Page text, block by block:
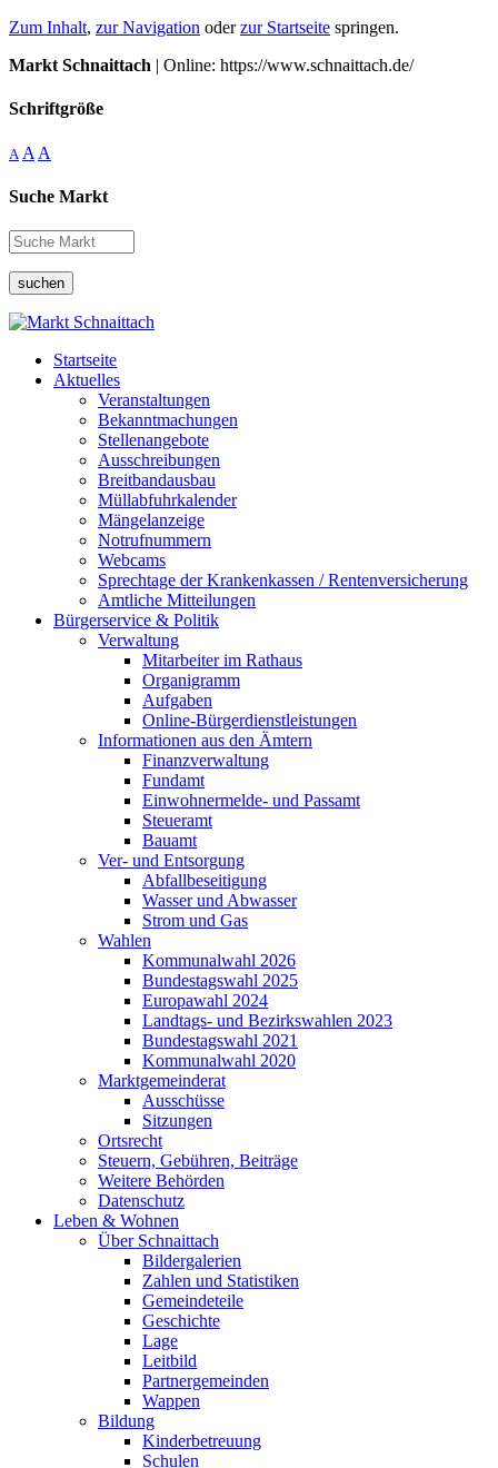
Zum Inhalt, zur Navigation oderzur Startseite springen.
Markt Schnaittach | Online: https://www.schnaittach.de/
Schriftgröße
A A A
Suche Markt
suchen
Startseite
Aktuelles
Veranstaltungen
Bekanntmachungen
Stellenangebote
Ausschreibungen
Breitbandausbau
Müllabfuhrkalender
Mängelanzeige
Notrufnummern
Webcams
Sprechtage der Krankenkassen / Rentenversicherung
Amtliche Mitteilungen
Bürgerservice & Politik
Verwaltung
Mitarbeiter im Rathaus
Organigramm
Aufgaben
Online-Bürgerdienstleistungen
Informationen aus den Ämtern
Finanzverwaltung
Fundamt
Einwohnermelde- und Passamt
Steueramt
Bauamt
Ver- und Entsorgung
Abfallbeseitigung
Wasser und Abwasser
Strom und Gas
Wahlen
Kommunalwahl 2026
Bundestagswahl 2025
Europawahl 2024
Landtags- und Bezirkswahlen 2023
Bundestagswahl 2021
Kommunalwahl 2020
Marktgemeinderat
Ausschüsse
Sitzungen
Ortsrecht
Steuern, Gebühren, Beiträge
Weitere Behörden
Datenschutz
Leben & Wohnen
Über Schnaittach
Bildergalerien
Zahlen und Statistiken
Gemeindeteile
Geschichte
Lage
Leitbild
Partnergemeinden
Wappen
Bildung
Kinderbetreuung
Schulen